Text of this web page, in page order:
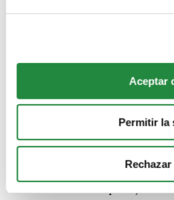
Aceptar
Permitir la
-En que basamos la legitimación:En tu
No se
interés mutuo para mantener el fin del
dejen de ser necesarios, procederemos a su
Los derechos que te asisten:
(i)
derecho a retirar el consentimiento en
una reclamación ante la autoridad de
- Los datos de contacto para ejercer